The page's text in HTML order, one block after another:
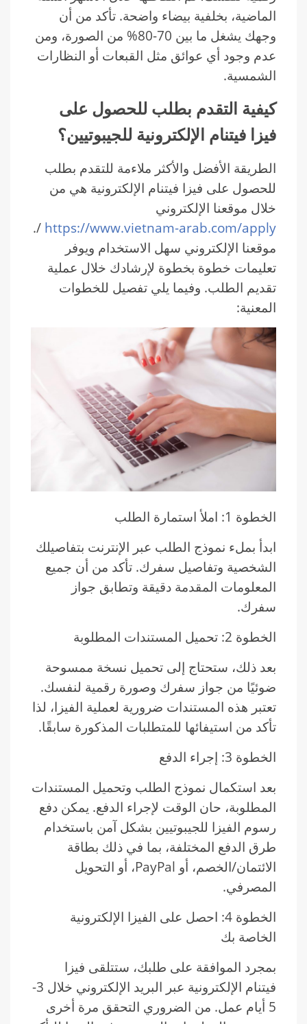
الماضية، بخلفية بيضاء واضحة. تأكد من أن
وجهك يشغل ما بين 70-80% من الصورة، ومن
عدم وجود أي عوائق مثل القبعات أو النظارات
الشمسية.
كيفية التقدم بطلب للحصول على
فيزا فيتنام الإلكترونية للجيبوتيين؟
الطريقة الأفضل والأكثر ملاءمة للتقدم بطلب
للحصول على فيزا فيتنام الإلكترونية هي من
خلال موقعنا الإلكتروني
https://www.vietnam-arab.com/apply
/.
موقعنا الإلكتروني سهل الاستخدام ويوفر
تعليمات خطوة بخطوة لإرشادك خلال عملية
تقديم الطلب. وفيما يلي تفصيل للخطوات
المعنية:
الخطوة 1: املأ استمارة الطلب
ابدأ بملء نموذج الطلب عبر الإنترنت بتفاصيلك
الشخصية وتفاصيل سفرك. تأكد من أن جميع
المعلومات المقدمة دقيقة وتطابق جواز
سفرك.
الخطوة 2: تحميل المستندات المطلوبة
بعد ذلك، ستحتاج إلى تحميل نسخة ممسوحة
ضوئيًا من جواز سفرك وصورة رقمية لنفسك.
تعتبر هذه المستندات ضرورية لعملية الفيزا، لذا
تأكد من استيفائها للمتطلبات المذكورة سابقًا.
الخطوة 3: إجراء الدفع
بعد استكمال نموذج الطلب وتحميل المستندات
المطلوبة، حان الوقت لإجراء الدفع. يمكن دفع
رسوم الفيزا للجيبوتيين بشكل آمن باستخدام
طرق الدفع المختلفة، بما في ذلك بطاقة
الائتمان/الخصم، أو PayPal، أو التحويل
المصرفي.
الخطوة 4: احصل على الفيزا الإلكترونية
الخاصة بك
بمجرد الموافقة على طلبك، ستتلقى فيزا
فيتنام الإلكترونية عبر البريد الإلكتروني خلال 3-
5 أيام عمل. من الضروري التحقق مرة أخرى